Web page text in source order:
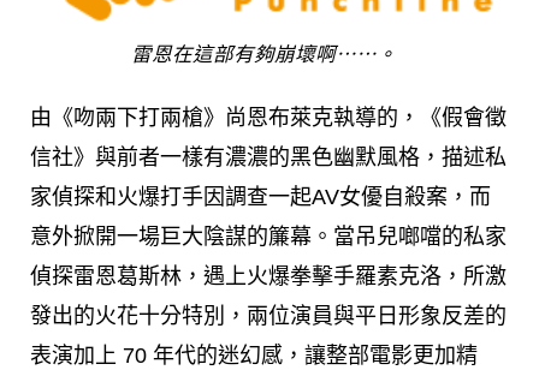
雷恩在這部有夠崩壞啊⋯⋯。
由《吻兩下打兩槍》尚恩布萊克執導的，《假會徵
信社》與前者一樣有濃濃的黑色幽默風格，描述私
家偵探和火爆打手因調查一起AV女優自殺案，而
意外掀開一場巨大陰謀的簾幕。當吊兒啷噹的私家
偵探雷恩葛斯林，遇上火爆拳擊手羅素克洛，所激
發出的火花十分特別，兩位演員與平日形象反差的
表演加上 70 年代的迷幻感，讓整部電影更加精